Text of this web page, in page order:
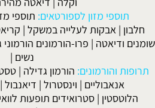
תוספי מזון לספורטאים: תוספי
חלבון | אבקות לעלייה במשקל |
שומנים ודיאטה | פרו-הורמונים הורמוני
נשים |
תרופות והורמונים: הורמון גדילה |
אנאבוליים | וינסטרול | דיאנבול |
הלוטסטין | סטרואידים תופעות לוואי